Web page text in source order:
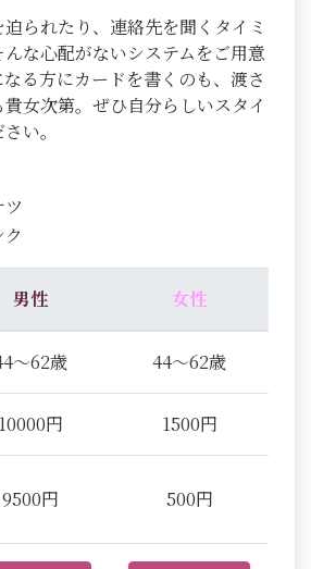
迫られたり、連絡先を聞くタイミ
な心配がないシステムをご用意
る方にカードを書くのも、渡さ
女次第。ぜひ自分らしいスタイ
い。
男性 女性
～62歳 44～62歳
10000円 1500円
9500円 500円